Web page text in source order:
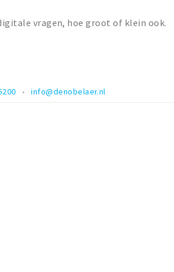
vragen, hoe groot of klein ook.
info@denobelaer.nl